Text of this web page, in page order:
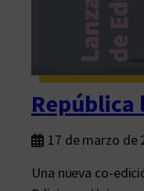
República
17 de marzo de
Una nueva co-